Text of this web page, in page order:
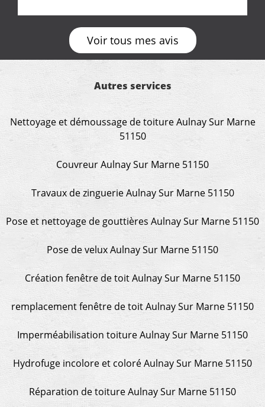
Voir tous mes avis
Autres services
Nettoyage et démoussage de toiture Aulnay Sur Marne
51150
Couvreur Aulnay Sur Marne 51150
Travaux de zinguerie Aulnay Sur Marne 51150
Pose et nettoyage de gouttières Aulnay Sur Marne 51150
Pose de velux Aulnay Sur Marne 51150
Création fenêtre de toit Aulnay Sur Marne 51150
remplacement fenêtre de toit Aulnay Sur Marne 51150
Imperméabilisation toiture Aulnay Sur Marne 51150
Hydrofuge incolore et coloré Aulnay Sur Marne 51150
Réparation de toiture Aulnay Sur Marne 51150